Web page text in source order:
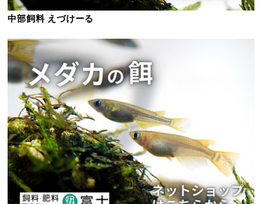
中部飼料 えづけーる